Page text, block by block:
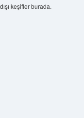
keşifler burada.